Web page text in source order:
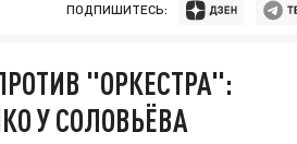
ПОДПИШИТЕСЬ:
"ОРКЕСТРА":
У СОЛОВЬЁВА